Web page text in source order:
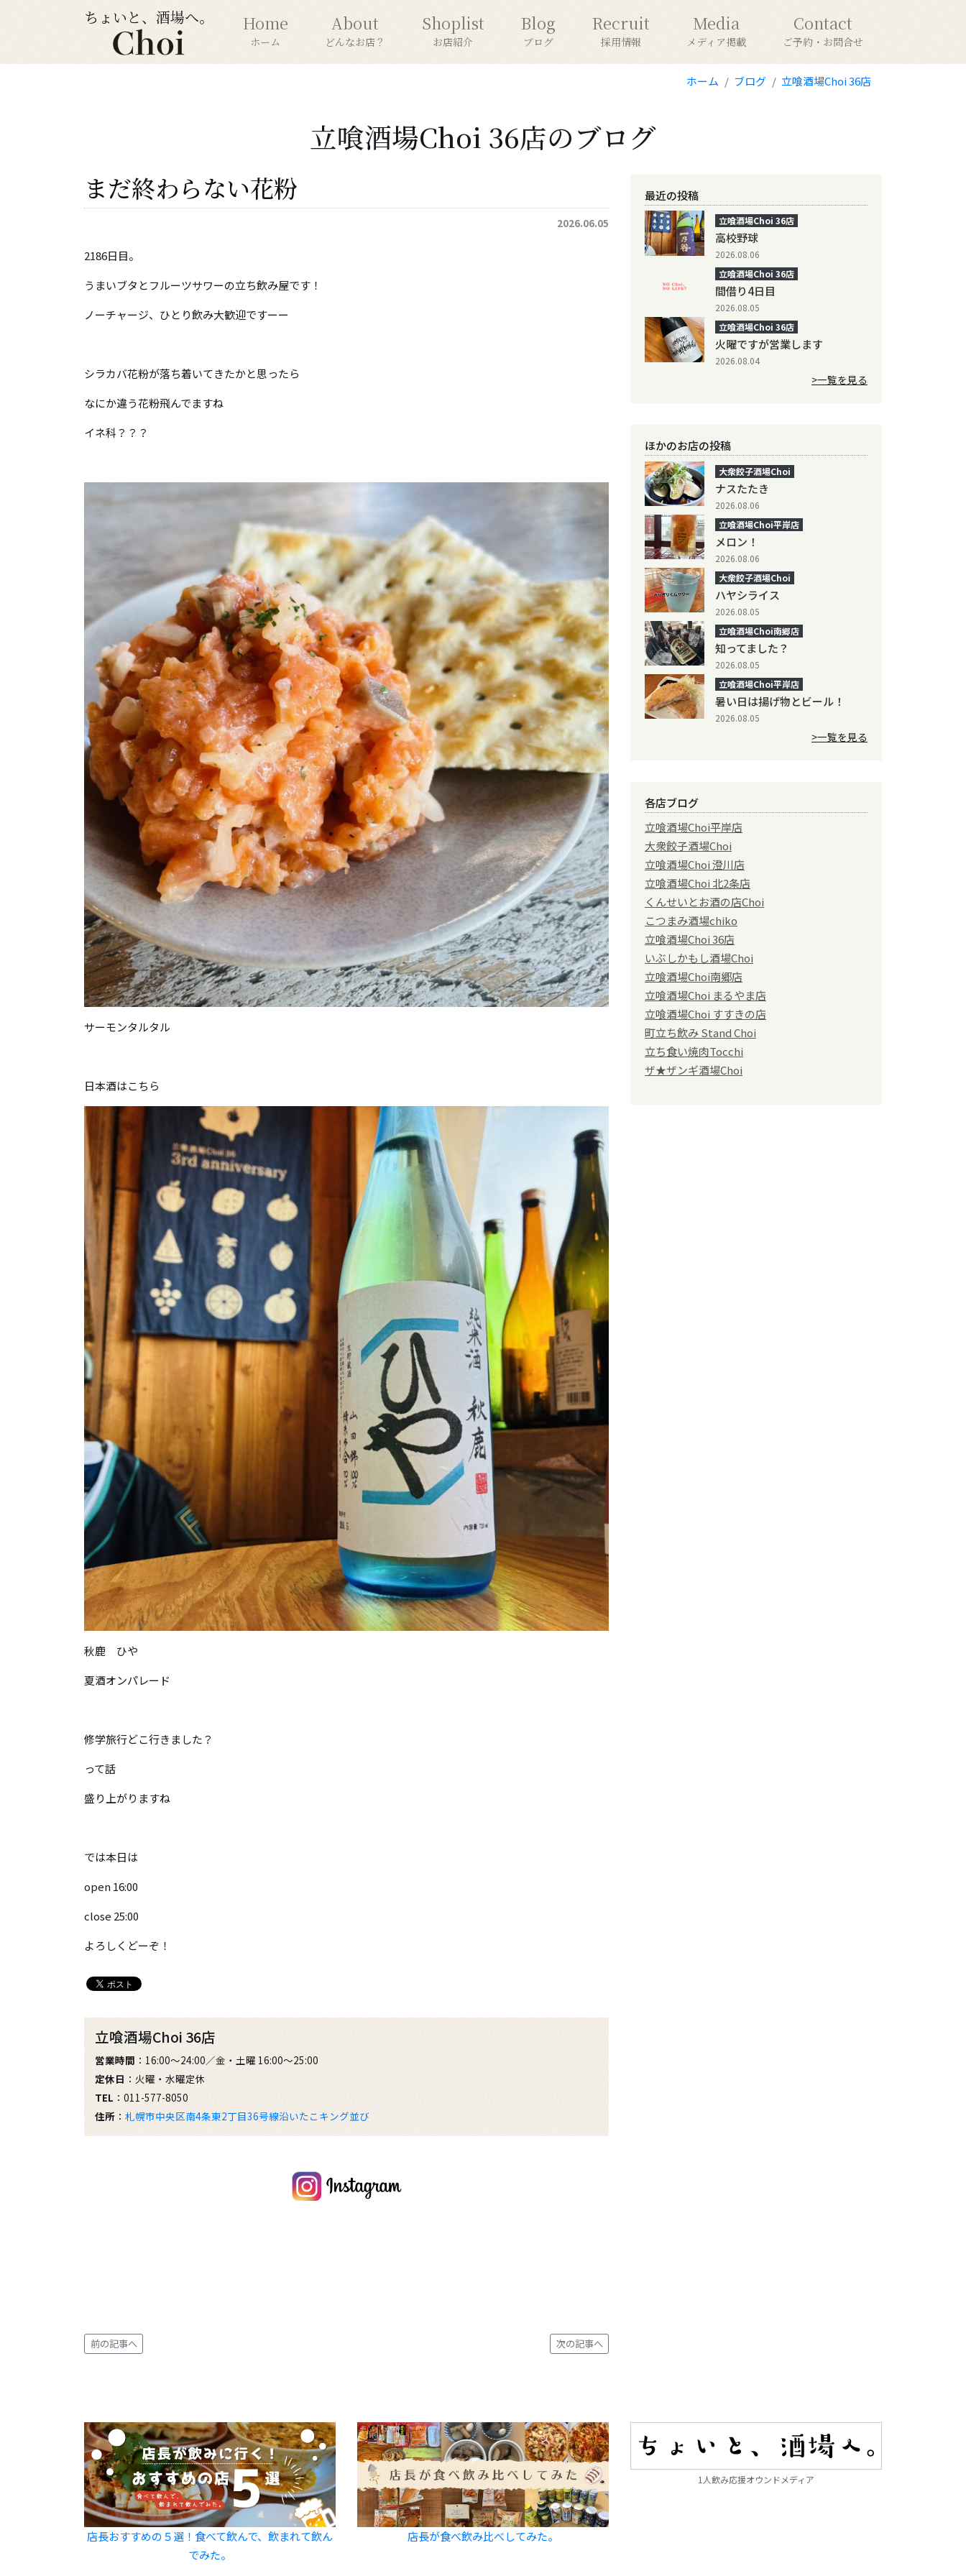
ちょいと、酒場へ。 Home
ホーム
About
どんなお店？
Shoplist
お店紹介
Blog
ブログ
Recruit
採用情報
Media
メディア掲載
Contact
ご予約・お問合せ
ホーム ブログ 立喰酒場Choi 36店
立喰酒場Choi 36店のブログ
まだ終わらない花粉
2026.06.05
2186日目。
うまいブタとフルーツサワーの立ち飲み屋です！
ノーチャージ、ひとり飲み大歓迎ですーー
シラカバ花粉が落ち着いてきたかと思ったら
なにか違う花粉飛んでますね
イネ科？？？
サーモンタルタル
日本酒はこちら
秋鹿 ひや
夏酒オンパレード
修学旅行どこ行きました？
って話
盛り上がりますね
では本日は
open 16:00
close 25:00
よろしくどーぞ！
立喰酒場Choi 36店
営業時間 ：16:00～24:00／金・土曜 16:00～25:00
定休日 ：火曜・水曜定休
TEL ：011-577-8050
住所 ： 札幌市中央区南4条東2丁目36号線沿いたこキング並び
前の記事へ 次の記事へ
最近の投稿
立喰酒場Choi 36店
高校野球
2026.08.06
立喰酒場Choi 36店
間借り4日目
2026.08.05
立喰酒場Choi 36店
火曜ですが営業します
2026.08.04
>一覧を見る
ほかのお店の投稿
大衆餃子酒場Choi
ナスたたき
2026.08.06
立喰酒場Choi平岸店
メロン！
2026.08.06
大衆餃子酒場Choi
ハヤシライス
2026.08.05
立喰酒場Choi南郷店
知ってました？
2026.08.05
立喰酒場Choi平岸店
暑い日は揚げ物とビール！
2026.08.05
>一覧を見る
各店ブログ
立喰酒場Choi平岸店
大衆餃子酒場Choi
立喰酒場Choi 澄川店
立喰酒場Choi 北2条店
くんせいとお酒の店Choi
こつまみ酒場chiko
立喰酒場Choi 36店
いぶしかもし酒場Choi
立喰酒場Choi南郷店
立喰酒場Choi まるやま店
立喰酒場Choi すすきの店
町立ち飲み Stand Choi
立ち食い焼肉Tocchi
ザ★ザンギ酒場Choi
店長おすすめの５選！食べて飲んで、飲まれて飲ん
でみた。
店長が食べ飲み比べしてみた。
1人飲み応援オウンドメディア